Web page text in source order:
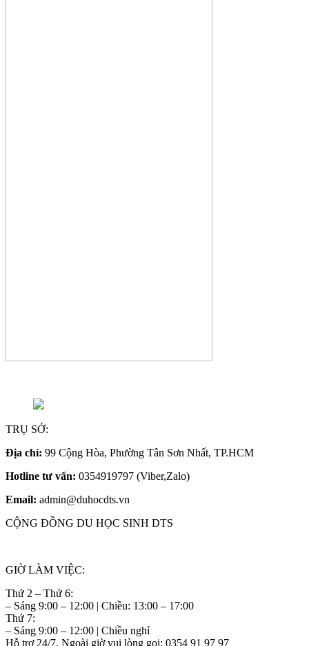
TRỤ SỞ:
Địa chỉ: 99 Cộng Hòa, Phường Tân Sơn Nhất, TP.HCM
Hotline tư vấn: 0354919797 (Viber,Zalo)
Email: admin@duhocdts.vn
CỘNG ĐỒNG DU HỌC SINH DTS
GIỜ LÀM VIỆC:
Thứ 2 – Thứ 6:
– Sáng 9:00 – 12:00 | Chiều: 13:00 – 17:00
Thứ 7:
– Sáng 9:00 – 12:00 | Chiều nghỉ
Hỗ trợ 24/7, Ngoài giờ vui lòng gọi: 0354 91 97 97